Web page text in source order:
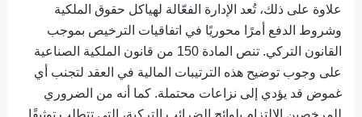
علاوة على ذلك، تُعد الإدارة الفعّالة لهياكل حقوق الملكية
وشروط الدفع أمرًا محوريًا في اتفاقيات الترخيص بموجب
القانون التركي. تنص المادة 150 من قانون الملكية الصناعية
على وجوب توضيح هذه الترتيبات المالية في العقد لتجنب أي
غموض قد يؤدي إلى نزاعات محتملة. كما أنه من الضروري
للمرخصين الالتزام بلوائح الضرائب التركية، التي تتطلب توثيقًا